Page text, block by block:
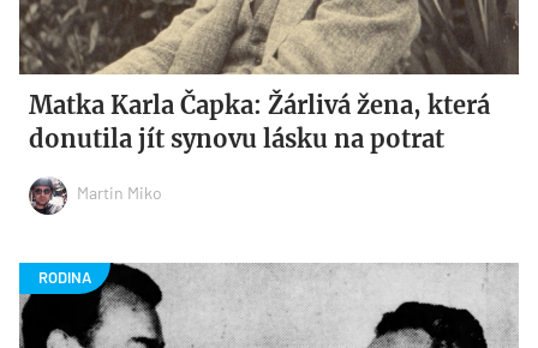
Matka Karla Čapka: Žárlivá žena, která
donutila jít synovu lásku na potrat
Martin Miko